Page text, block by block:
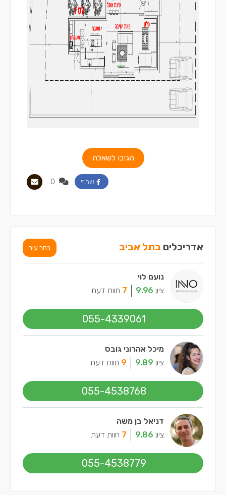
הגיבו לשאלה
שתף
אדריכלים בתל אביב בחר עיר
נועם לוי
ציון 9.96
7 חוות דעת
055-4339061
מיכל אהרוני גובס
ציון 9.89
9 חוות דעת
055-4538768
דניאל בן משה
ציון 9.86
7 חוות דעת
055-4538779